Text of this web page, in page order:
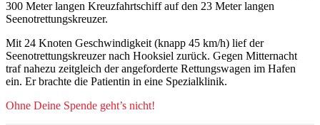
300 Meter langen Kreuzfahrtschiff auf den 23 Meter langen
Seenotrettungskreuzer.
Mit 24 Knoten Geschwindigkeit (knapp 45 km/h) lief der
Seenotrettungskreuzer nach Hooksiel zurück. Gegen Mitternacht
traf nahezu zeitgleich der angeforderte Rettungswagen im Hafen
ein. Er brachte die Patientin in eine Spezialklinik.
Ohne Deine Spende geht’s nicht!